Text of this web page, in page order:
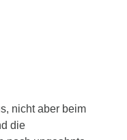
nicht aber beim
die